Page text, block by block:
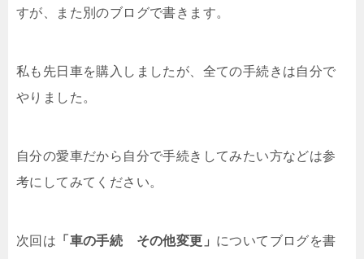
すが、また別のブログで書きます。
私も先日車を購入しましたが、全ての手続きは自分で
やりました。
自分の愛車だから自分で手続きしてみたい方などは参
考にしてみてください。
次回は 「車の手続 その他変更」 についてブログを書